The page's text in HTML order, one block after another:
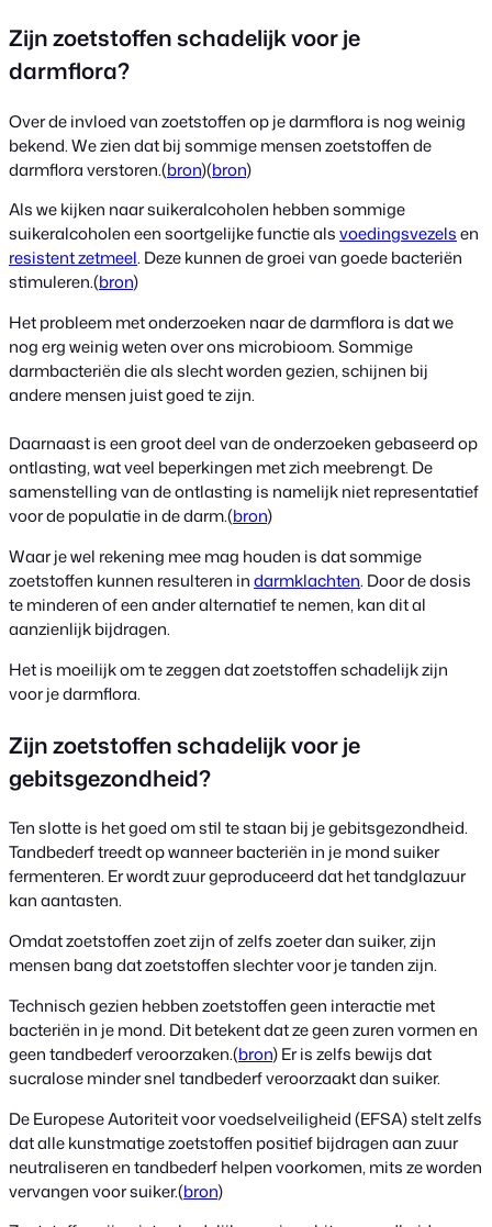
Zijn zoetstoffen schadelijk voor je
darmflora?
Over de invloed van zoetstoffen op je darmflora is nog weinig
bekend. We zien dat bij sommige mensen zoetstoffen de
darmflora verstoren.(bron)(bron)
Als we kijken naar suikeralcoholen hebben sommige
suikeralcoholen een soortgelijke functie alsvoedingsvezelsen
resistent zetmeel. Deze kunnen de groei van goede bacteriën
stimuleren.(bron)
Het probleem met onderzoeken naar de darmflora is dat we
nog erg weinig weten over ons microbioom. Sommige
darmbacteriën die als slecht worden gezien, schijnen bij
andere mensen juist goed te zijn.
Daarnaast is een groot deel van de onderzoeken gebaseerd op
ontlasting, wat veel beperkingen met zich meebrengt. De
samenstelling van de ontlasting is namelijk niet representatief
voor de populatie in de darm.(bron)
Waar je wel rekening mee mag houden is dat sommige
zoetstoffen kunnen resulteren indarmklachten. Door de dosis
te minderen of een ander alternatief te nemen, kan dit al
aanzienlijk bijdragen.
Het is moeilijk om te zeggen dat zoetstoffen schadelijk zijn
voor je darmflora.
Zijn zoetstoffen schadelijk voor je
gebitsgezondheid?
Ten slotte is het goed om stil te staan bij je gebitsgezondheid.
Tandbederf treedt op wanneer bacteriën in je mond suiker
fermenteren. Er wordt zuur geproduceerd dat het tandglazuur
kan aantasten.
Omdat zoetstoffen zoet zijn of zelfs zoeter dan suiker, zijn
mensen bang dat zoetstoffen slechter voor je tanden zijn.
Technisch gezien hebben zoetstoffen geen interactie met
bacteriën in je mond. Dit betekent dat ze geen zuren vormen en
geen tandbederf veroorzaken.(bron) Er is zelfs bewijs dat
sucralose minder snel tandbederf veroorzaakt dan suiker.
De Europese Autoriteit voor voedselveiligheid (EFSA) stelt zelfs
dat alle kunstmatige zoetstoffen positief bijdragen aan zuur
neutraliseren en tandbederf helpen voorkomen, mits ze worden
vervangen voor suiker.(bron)